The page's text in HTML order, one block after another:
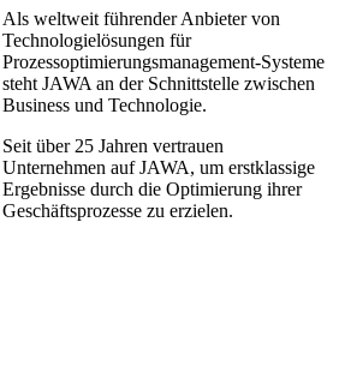
Als weltweit führender Anbieter von
Technologielösungen für
Prozessoptimierungs­management-Systeme
steht JAWA an der Schnittstelle zwischen
Business und Technologie.
Seit über 25 Jahren vertrauen
Unternehmen auf JAWA, um erstklassige
Ergebnisse durch die Optimierung ihrer
Geschäftsprozesse zu erzielen.